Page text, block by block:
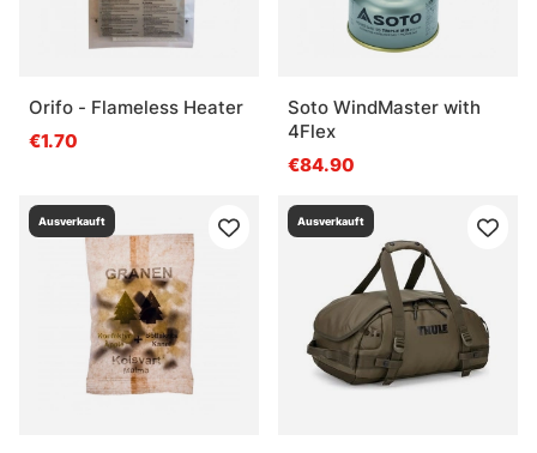
Orifo - Flameless Heater
€1.70
Soto WindMaster with
4Flex
€84.90
Ausverkauft Ausverkauft